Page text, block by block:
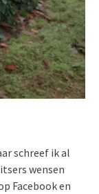
schreef ik al
wensen
Facebook en